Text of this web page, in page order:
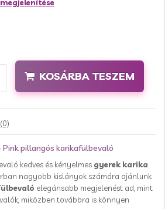
KOSÁRBA TESZEM
Pink pillangós karikafülbevaló
kedves és kényelmes gyerek karika
nagyobb kislányok számára ajánlunk.
elegánsabb megjelenést ad, mint
miközben továbbra is könnyen